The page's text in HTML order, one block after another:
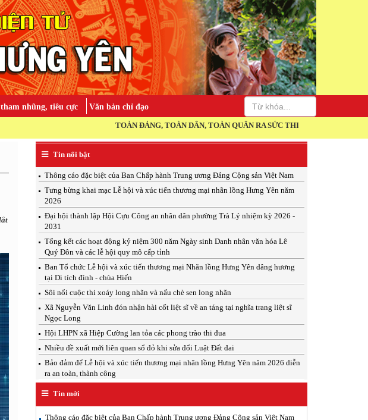
nhũng, tiêu cực Văn bản chỉ đạo
TOÀN ĐẢNG, TOÀN DÂN, TOÀN QUÂN RA SỨC THI ĐUA THỰC HIỆN THẮNG LỢI
Tin nổi bật
Thông cáo đặc biệt của Ban Chấp hành Trung ương Đảng Cộng sản Việt Nam
Tưng bừng khai mạc Lễ hội và xúc tiến thương mại nhãn lồng Hưng Yên năm
2026
Đại hội thành lập Hội Cựu Công an nhân dân phường Trà Lý nhiệm kỳ 2026 -
2031
Tổng kết các hoạt động kỷ niệm 300 năm Ngày sinh Danh nhân văn hóa Lê
Quý Đôn và các lễ hội quy mô cấp tỉnh
Ban Tổ chức Lễ hội và xúc tiến thương mại Nhãn lồng Hưng Yên dâng hương
tại Di tích đình - chùa Hiến
Sôi nổi cuộc thi xoáy long nhãn và nấu chè sen long nhãn
Xã Nguyễn Văn Linh đón nhận hài cốt liệt sĩ về an táng tại nghĩa trang liệt sĩ
Ngọc Long
Hội LHPN xã Hiệp Cường lan tỏa các phong trào thi đua
Nhiều đề xuất mới liên quan sổ đỏ khi sửa đổi Luật Đất đai
Bảo đảm để Lễ hội và xúc tiến thương mại nhãn lồng Hưng Yên năm 2026 diễn
ra an toàn, thành công
Tin mới
Thông cáo đặc biệt của Ban Chấp hành Trung ương Đảng Cộng sản Việt Nam